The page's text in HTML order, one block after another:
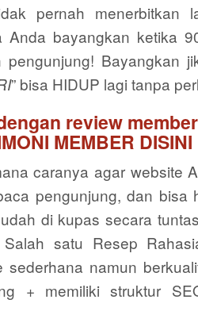
pernah menerbitkan
Anda bayangkan ketika
pengunjung! Bayangkan
” bisa HIDUP lagi tanpa
review
MEMBER DISINI
caranya agar website
pengunjung, dan bisa
di kupas secara
satu Resep
sederhana namun
+ memiliki struktur